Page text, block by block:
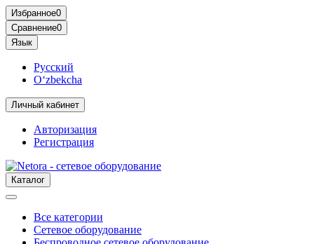
Избранное0
Сравнение0
Язык
Русский
O‘zbekcha
Личный кабинет
Авторизация
Регистрация
Каталог
Все категории
Сетевое оборудование